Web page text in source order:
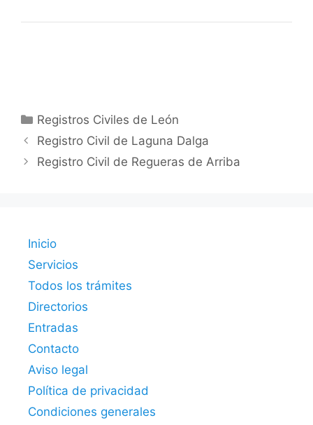
Categorías
Registros Civiles de León
Registro Civil de Laguna Dalga
Registro Civil de Regueras de Arriba
Inicio
Servicios
Todos los trámites
Directorios
Entradas
Contacto
Aviso legal
Política de privacidad
Condiciones generales